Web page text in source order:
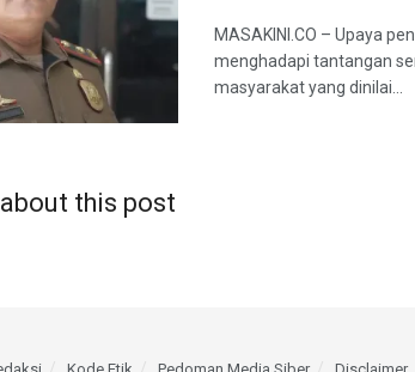
MASAKINI.CO – Upaya
menghadapi tantangan
masyarakat yang dinilai...
this post